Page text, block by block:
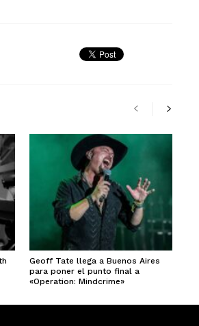
Geoff Tate llega a Buenos Aires
para poner el punto final a
«Operation: Mindcrime»